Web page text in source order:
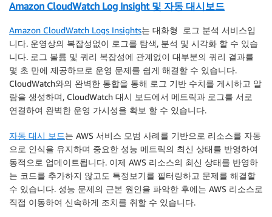
Amazon CloudWatch Log Insight 및 자동 대시보드
Amazon CloudWatch Logs Insights는 대화형 로그 분석 서비스입
니다. 운영상의 복잡성없이 로그를 탐색, 분석 및 시각화 할 수 있습
니다. 로그 볼륨 및 쿼리 복잡성에 관계없이 대부분의 쿼리 결과를
몇 초 만에 제공하므로 운영 문제를 쉽게 해결할 수 있습니다.
CloudWatch와의 완벽한 통합을 통해 로그 기반 수치를 게시하고 알
람을 생성하며, CloudWatch 대시 보드에서 메트릭과 로그를 서로
연결하여 완벽한 운영 가시성을 확보 할 수 있습니다.
자동 대시 보드는 AWS 서비스 모범 사례를 기반으로 리소스를 자동
으로 인식을 유지하며 중요한 성능 메트릭의 최신 상태를 반영하여
동적으로 업데이트됩니다. 이제 AWS 리소스의 최신 상태를 반영하
는 코드를 추가하지 않고도 특정보기를 필터링하고 문제를 해결할
수 있습니다. 성능 문제의 근본 원인을 파악한 후에는 AWS 리소스로
직접 이동하여 신속하게 조치를 취할 수 있습니다.